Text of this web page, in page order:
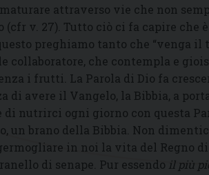
attraverso vie che non
(cfr v. 27). Tutto ciò ci fa capire che
preghiamo tanto che “venga il
collaboratore, che contempla e
i frutti. La Parola di Dio fa
di avere il Vangelo, la Bibbia, a
di nutrirci ogni giorno con questa
un brano della Bibbia. Non
in noi la vita del Regno
di senape. Pur essendo il più